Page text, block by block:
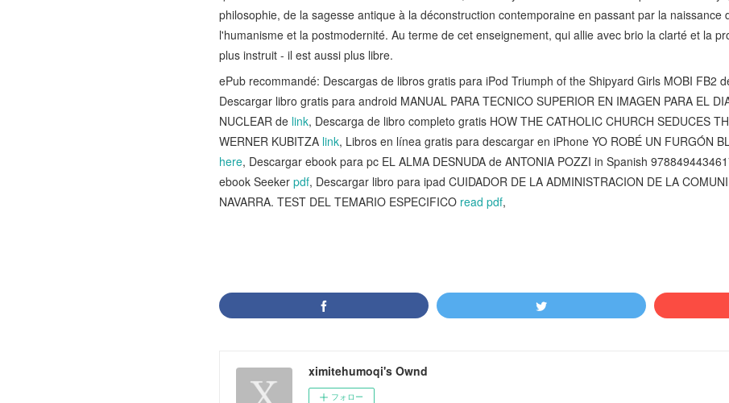
philosophie, de la sagesse antique à la déconstruction contemporaine en passant par la naissance
l'humanisme et la postmodernité. Au terme de cet enseignement, qui allie avec brio la clarté et la
plus instruit - il est aussi plus libre.
ePub recommandé: Descargas de libros gratis para iPod Triumph of the Shipyard Girls MOBI FB2
Descargar libro gratis para android MANUAL PARA TECNICO SUPERIOR EN IMAGEN PARA EL
NUCLEAR de link, Descarga de libro completo gratis HOW THE CATHOLIC CHURCH SEDUCES
WERNER KUBITZA link, Libros en línea gratis para descargar en iPhone YO ROBÉ UN FURGÓN
here, Descargar ebook para pc EL ALMA DESNUDA de ANTONIA POZZI in Spanish
ebook Seeker pdf, Descargar libro para ipad CUIDADOR DE LA ADMINISTRACION DE LA
NAVARRA. TEST DEL TEMARIO ESPECIFICO read pdf,
ximitehumoqi's Ownd
フォロー